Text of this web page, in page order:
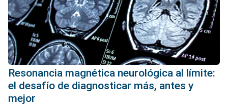
Resonancia magnética neurológica al límite:
el desafío de diagnosticar más, antes y
mejor